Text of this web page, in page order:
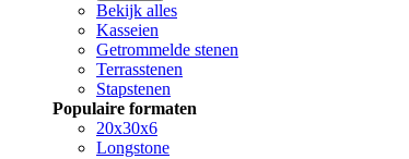
Bekijk alles
Kasseien
Getrommelde stenen
Terrasstenen
Stapstenen
Populaire formaten
20x30x6
Longstone